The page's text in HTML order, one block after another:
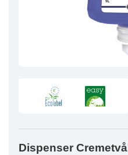
Dispenser Cremetvål